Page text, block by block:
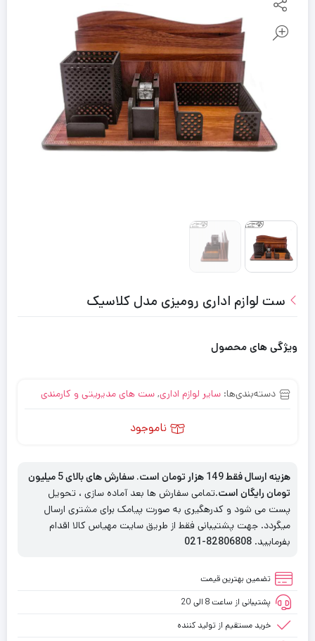
ست لوازم اداری رومیزی مدل کلاسیک
ویژگی های محصول
دسته‌بندی‌ها: سایر لوازم اداری, ست های مدیریتی و کارمندی
ناموجود
هزینه ارسال فقط 149 هزار تومان است. سفارش های بالای 5 میلیون
تومان رایگان است.تمامی سفارش ها بعد آماده سازی ، تحویل
پست می شود و کدرهگیری به صورت پیامک برای مشتری ارسال
میگردد. جهت پشتیبانی فقط از طریق سایت مهیاس کالا اقدام
بفرمایید. 82806808-021
تضمین بهترین قیمت
پشتیبانی از ساعت 8 الی 20
خرید مستقیم از تولید کننده